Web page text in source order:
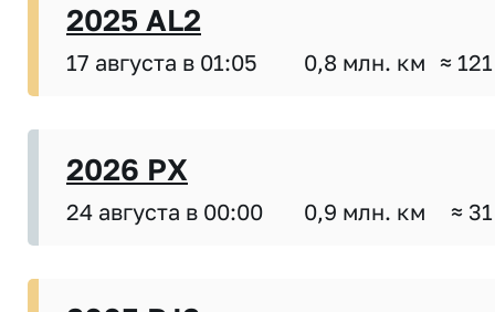
2025 AL2
17 августа в 01:05 0,8 млн. км ≈
2026 PX
24 августа в 00:00 0,9 млн. км ≈